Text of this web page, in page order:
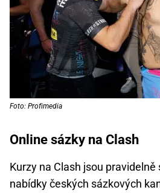
Foto: Profimedia
Online sázky na Clash
Kurzy na Clash jsou
nabídky českých sázkových